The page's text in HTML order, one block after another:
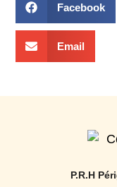
Facebook
Email
P.R.H